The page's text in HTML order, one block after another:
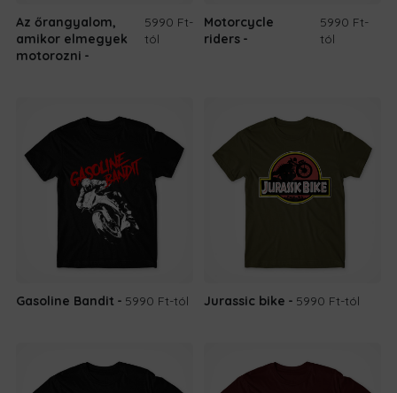
Az őrangyalom,
amikor elmegyek
motorozni
5990 Ft-
tól
Motorcycle
riders
5990 Ft-
tól
Gasoline Bandit 5990 Ft-tól Jurassic bike 5990 Ft-tól